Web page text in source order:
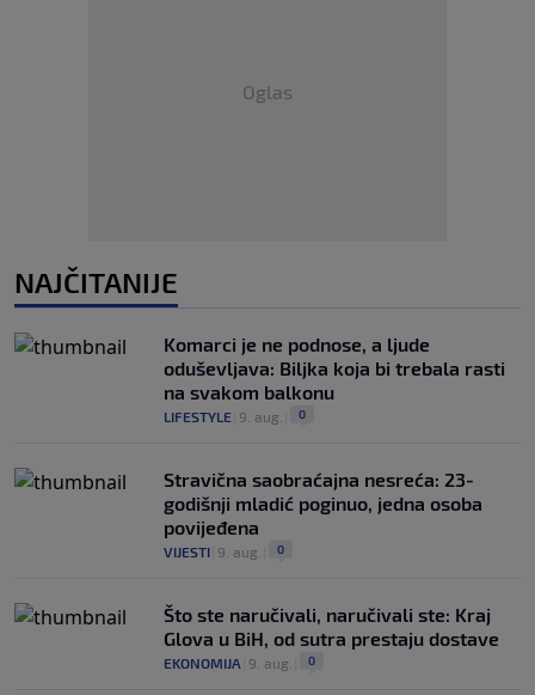
Oglas
NAJČITANIJE
Komarci je ne podnose, a ljude
oduševljava: Biljka koja bi trebala rasti
na svakom balkonu
LIFESTYLE 9. aug. 0
Stravična saobraćajna nesreća: 23-
godišnji mladić poginuo, jedna osoba
povijeđena
VIJESTI 9. aug. 0
Što ste naručivali, naručivali ste: Kraj
Glova u BiH, od sutra prestaju dostave
EKONOMIJA 9. aug. 0